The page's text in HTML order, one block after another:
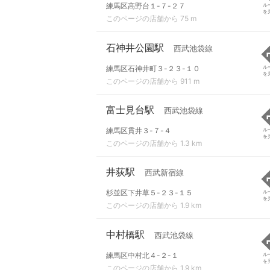
練馬区高野台１-７-２７
このページの店舗から 75 m
ル
を
石神井公園駅 西武池袋線
練馬区石神井町３-２３-１０
このページの店舗から 911 m
ル
を
富士見台駅 西武池袋線
練馬区貫井３-７-４
このページの店舗から 1.3 km
ル
を
井荻駅 西武新宿線
杉並区下井草５-２３-１５
このページの店舗から 1.9 km
ル
を
中村橋駅 西武池袋線
練馬区中村北４-２-１
このページの店舗から 1.9 km
ル
を